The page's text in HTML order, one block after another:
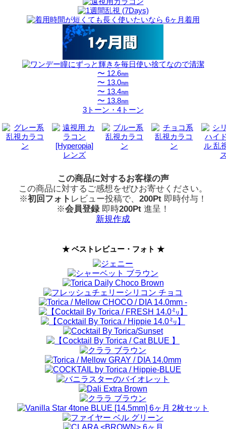
〜 12.6㎜
〜 13.0㎜
〜 13.4㎜
〜 13.8㎜
3トーン・4トーン
この商品に対するお客様の声
この商品に対するご感想をぜひお寄せください。
※初回フォト レビュー投稿で、 200Pt 即時付与！
※会員登録即時200Pt 進呈！
新規作成
★ ベストレビュー・フォト ★